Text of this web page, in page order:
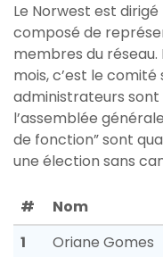
Le Norwest est
composé de
membres du
mois, c’est le
administrateurs sont
l’assemblée
de fonction” sont
une élection sans
# Nom
1
Oriane Gomes